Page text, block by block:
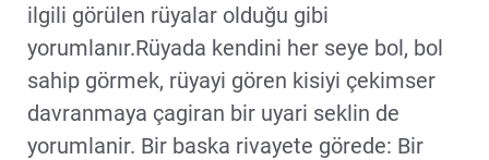
ilgili görülen rüyalar olduğu gibi
yorumlanır.Rüyada kendini her seye bol, bol
sahip görmek, rüyayi gören kisiyi çekimser
davranmaya çagiran bir uyari seklin de
yorumlanir. Bir baska rivayete görede: Bir